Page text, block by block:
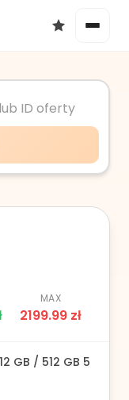
MAX
2199.99 zł
GB / 512 GB 5G